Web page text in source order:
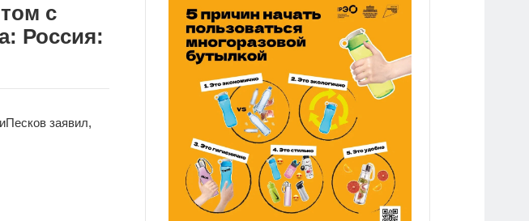
с
Россия:
Песков заявил,